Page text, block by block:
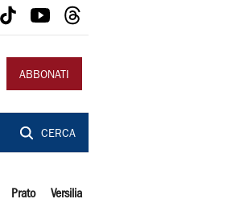
ABBONATI
CERCA
Prato Versilia